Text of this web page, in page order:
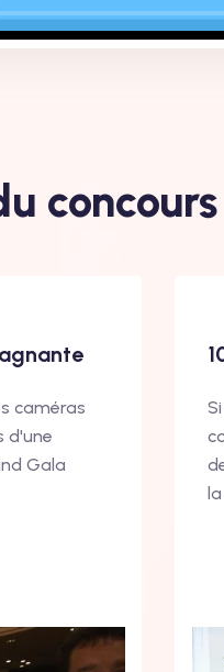
concours
caméras
d'une
Gala